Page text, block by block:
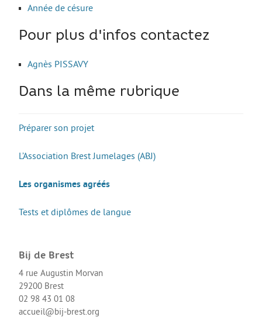
Année de césure
Pour plus d'infos contactez
Agnès PISSAVY
Dans la même rubrique
Préparer son projet
L’Association Brest Jumelages (ABJ)
Les organismes agréés
Tests et diplômes de langue
Bij de Brest
4 rue Augustin Morvan
29200 Brest
02 98 43 01 08
accueil@bij-brest.org